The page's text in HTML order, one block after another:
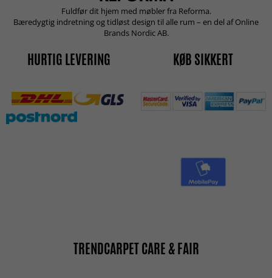
Fuldfør dit hjem med møbler fra Reforma.
Bæredygtig indretning og tidløst design til alle rum – en del af Online
Brands Nordic AB.
HURTIG LEVERING KØB SIKKERT
TRENDCARPET CARE & FAIR